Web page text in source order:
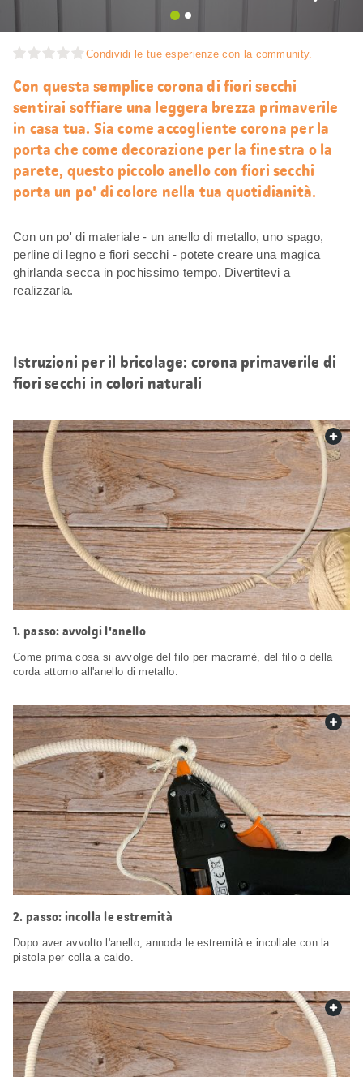
Condividi le tue esperienze con la community.
Con questa semplice corona di fiori secchi
sentirai soffiare una leggera brezza primaverile
in casa tua. Sia come accogliente corona per la
porta che come decorazione per la finestra o la
parete, questo piccolo anello con fiori secchi
porta un po' di colore nella tua quotidianità.
Con un po' di materiale - un anello di metallo, uno spago,
perline di legno e fiori secchi - potete creare una magica
ghirlanda secca in pochissimo tempo. Divertitevi a
realizzarla.
Istruzioni per il bricolage: corona primaverile di
fiori secchi in colori naturali
passo: avvolgi l'anello
Come prima cosa si avvolge del filo per macramè, del filo o della
corda attorno all'anello di metallo.
passo: incolla le estremità
Dopo aver avvolto l'anello, annoda le estremità e incollale con la
pistola per colla a caldo.